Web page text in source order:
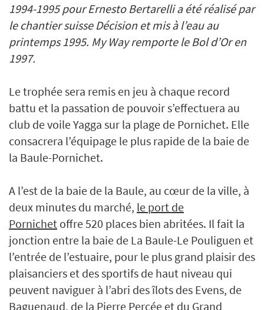
1994-1995 pour Ernesto Bertarelli a été réalisé par
le chantier suisse Décision et mis à l’eau au
printemps 1995. My Way remporte le Bol d’Or en
1997.
Le trophée sera remis en jeu à chaque record
battu et la passation de pouvoir s’effectuera au
club de voile Yagga sur la plage de Pornichet. Elle
consacrera l’équipage le plus rapide de la baie de
la Baule-Pornichet.
A l’est de la baie de la Baule, au cœur de la ville, à
deux minutes du marché, le port de
Pornichet offre 520 places bien abritées. Il fait la
jonction entre la baie de La Baule-Le Pouliguen et
l’entrée de l’estuaire, pour le plus grand plaisir des
plaisanciers et des sportifs de haut niveau qui
peuvent naviguer à l’abri des îlots des Evens, de
Baguenaud, de la Pierre Percée et du Grand